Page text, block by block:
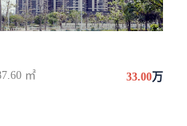
㎡ 33.00万